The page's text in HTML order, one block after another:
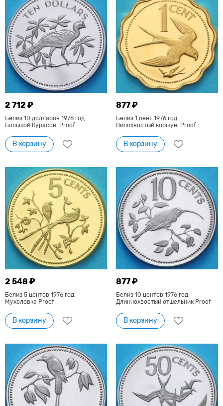
2 712 ₽
Белиз 10 долларов 1976 год.
Большой Курасов. Proof
В корзину
877 ₽
Белиз 1 цент 1976 год.
Вилохвостый коршун. Proof
В корзину
2 548 ₽
Белиз 5 центов 1976 год.
Мухоловка Proof
В корзину
877 ₽
Белиз 10 центов 1976 год.
Длиннохвостый отшельник Proof
В корзину